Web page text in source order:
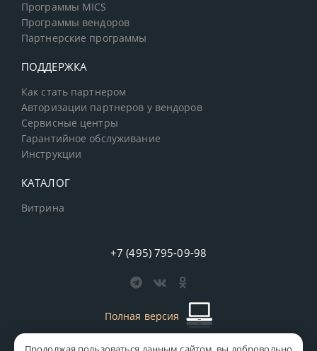
Программы MICS
Программы вендоров
Партнерские программы
ПОДДЕРЖКА
Как стать партнером
Авторизации партнеров у вендоров
Сервисные центры
Гарантийное обслуживание
Инструкции
КАТАЛОГ
Витрина
+7 (495) 795-09-98
Полная версия